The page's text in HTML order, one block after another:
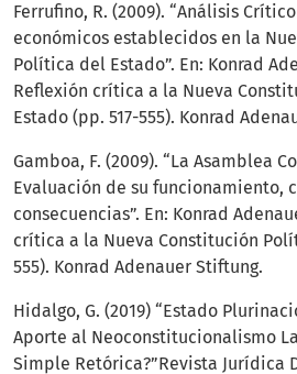
Ferrufino, R. (2009). “Análisis
económicos establecidos en la
Política del Estado”. En: Konrad
Reflexión crítica a la Nueva
Estado (pp. 517-555). Konrad
Gamboa, F. (2009). “La Asamblea
Evaluación de su funcionamiento,
consecuencias”. En: Konrad
crítica a la Nueva Constitución
555). Konrad Adenauer Stiftung.
Hidalgo, G. (2019) “Estado
Aporte al Neoconstitucionalismo
Simple Retórica?”Revista Jurídica